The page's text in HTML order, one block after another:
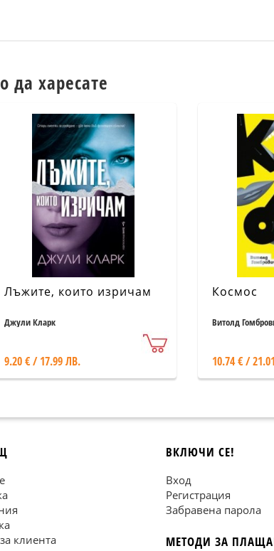
харесате
Лъжите, които изричам
Джули Кларк
9.20 € / 17.99 ЛВ.
Космос
Витолд
10.74 € /
клиента
ВКЛЮЧИ СЕ!
Вход
Регистрация
Забравена парола
МЕТОДИ ЗА